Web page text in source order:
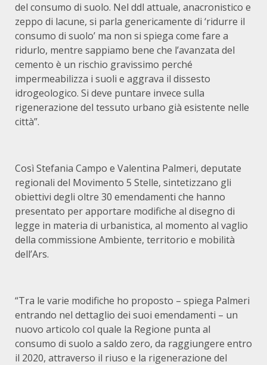
del consumo di suolo. Nel ddl attuale, anacronistico e
zeppo di lacune, si parla genericamente di ‘ridurre il
consumo di suolo’ ma non si spiega come fare a
ridurlo, mentre sappiamo bene che l’avanzata del
cemento è un rischio gravissimo perché
impermeabilizza i suoli e aggrava il dissesto
idrogeologico. Si deve puntare invece sulla
rigenerazione del tessuto urbano già esistente nelle
città”.
Così Stefania Campo e Valentina Palmeri, deputate
regionali del Movimento 5 Stelle, sintetizzano gli
obiettivi degli oltre 30 emendamenti che hanno
presentato per apportare modifiche al disegno di
legge in materia di urbanistica, al momento al vaglio
della commissione Ambiente, territorio e mobilità
dell’Ars.
“Tra le varie modifiche ho proposto – spiega Palmeri
entrando nel dettaglio dei suoi emendamenti – un
nuovo articolo col quale la Regione punta al
consumo di suolo a saldo zero, da raggiungere entro
il 2020, attraverso il riuso e la rigenerazione del